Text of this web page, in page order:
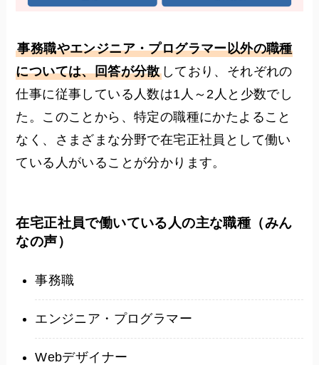
事務職やエンジニア・プログラマー以外の職種
については、回答が分散しており、それぞれの
仕事に従事している人数は1人～2人と少数でし
た。このことから、特定の職種にかたよること
なく、さまざまな分野で在宅正社員として働い
ている人がいることが分かります。
在宅正社員で働いている人の主な職種 （みん
なの声）
事務職
エンジニア・プログラマー
Webデザイナー